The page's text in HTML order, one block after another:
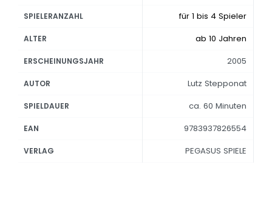
SPIELERANZAHL für 1 bis 4 Spieler
ALTER ab 10 Jahren
ERSCHEINUNGSJAHR 2005
AUTOR Lutz Stepponat
SPIELDAUER ca. 60 Minuten
EAN 9783937826554
VERLAG PEGASUS SPIELE